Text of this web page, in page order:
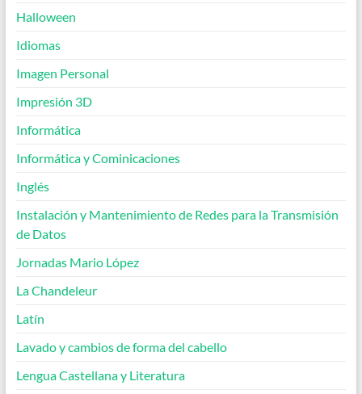
Halloween
Idiomas
Imagen Personal
Impresión 3D
Informática
Informática y Cominicaciones
Inglés
Instalación y Mantenimiento de Redes para la Transmisión
de Datos
Jornadas Mario López
La Chandeleur
Latín
Lavado y cambios de forma del cabello
Lengua Castellana y Literatura